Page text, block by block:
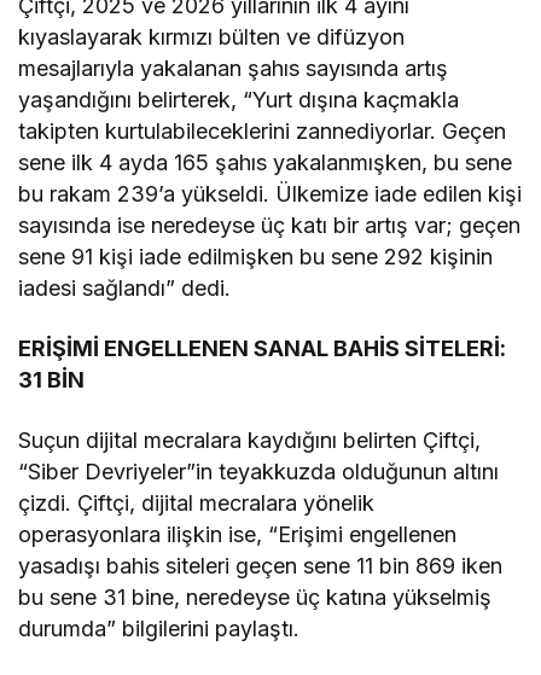
Çiftçi, 2025 ve 2026 yıllarının ilk 4 ayını
kıyaslayarak kırmızı bülten ve difüzyon
mesajlarıyla yakalanan şahıs sayısında artış
yaşandığını belirterek, “Yurt dışına kaçmakla
takipten kurtulabileceklerini zannediyorlar. Geçen
sene ilk 4 ayda 165 şahıs yakalanmışken, bu sene
bu rakam 239’a yükseldi. Ülkemize iade edilen kişi
sayısında ise neredeyse üç katı bir artış var; geçen
sene 91 kişi iade edilmişken bu sene 292 kişinin
iadesi sağlandı” dedi.
ERİŞİMİ ENGELLENEN SANAL BAHİS SİTELERİ:
31 BİN
Suçun dijital mecralara kaydığını belirten Çiftçi,
“Siber Devriyeler”in teyakkuzda olduğunun altını
çizdi. Çiftçi, dijital mecralara yönelik
operasyonlara ilişkin ise, “Erişimi engellenen
yasadışı bahis siteleri geçen sene 11 bin 869 iken
bu sene 31 bine, neredeyse üç katına yükselmiş
durumda” bilgilerini paylaştı.